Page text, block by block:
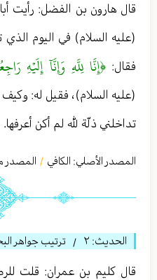
قال هارون بن الفضل: رأيت
(عليه السلام) في اليوم الذي
فقال: ﴿إِنَّا لِلَّهِ وَإِنَّآ إِلَيۡهِ
(عليه السلام)، فقيل له:
تداخلني ذلّة لله لم أكن أعرفها.
المصدر الأصلي: الكافي / المصدر
الحديث: ٢ / ترتيب جواهر
قال كليم بن عمران‏: قلت